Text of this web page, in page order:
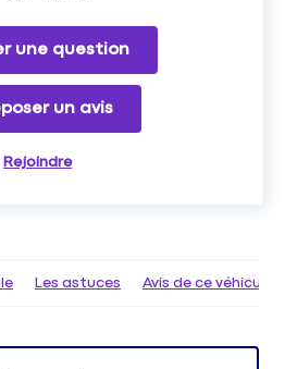
une question
un avis
Rejoindre
Les astuces Avis de ce véhicule